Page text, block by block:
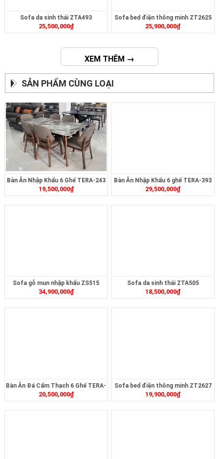
Sofa da sinh thái ZTA493
25,500,000₫
Sofa bed điện thông minh ZT2625
25,900,000₫
XEM THÊM →
SẢN PHẨM CÙNG LOẠI
Bàn Ăn Nhập Khẩu 6 Ghế TERA-243
19,500,000₫
Bàn Ăn Nhập Khẩu 6 ghế TERA-393
29,500,000₫
Sofa gỗ mun nhập khẩu ZS515
34,900,000₫
Sofa da sinh thái ZTA505
18,500,000₫
Bàn Ăn Đá Cẩm Thạch 6 Ghế TERA-
MT2321
20,500,000₫
Sofa bed điện thông minh ZT2627
19,900,000₫